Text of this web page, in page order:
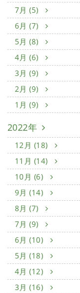
7月 (5)
6月 (7)
5月 (8)
4月 (6)
3月 (9)
2月 (9)
1月 (9)
2022年
12月 (18)
11月 (14)
10月 (6)
9月 (14)
8月 (7)
7月 (9)
6月 (10)
5月 (18)
4月 (12)
3月 (16)